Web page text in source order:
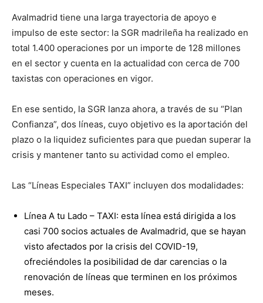
Avalmadrid tiene una larga trayectoria de apoyo e
impulso de este sector: la SGR madrileña ha realizado en
total 1.400 operaciones por un importe de 128 millones
en el sector y cuenta en la actualidad con cerca de 700
taxistas con operaciones en vigor.
En ese sentido, la SGR lanza ahora, a través de su “Plan
Confianza”, dos líneas, cuyo objetivo es la aportación del
plazo o la liquidez suficientes para que puedan superar la
crisis y mantener tanto su actividad como el empleo.
Las “Líneas Especiales TAXI” incluyen dos modalidades:
Línea A tu Lado – TAXI: esta línea está dirigida a los
casi 700 socios actuales de Avalmadrid, que se hayan
visto afectados por la crisis del COVID-19,
ofreciéndoles la posibilidad de dar carencias o la
renovación de líneas que terminen en los próximos
meses.